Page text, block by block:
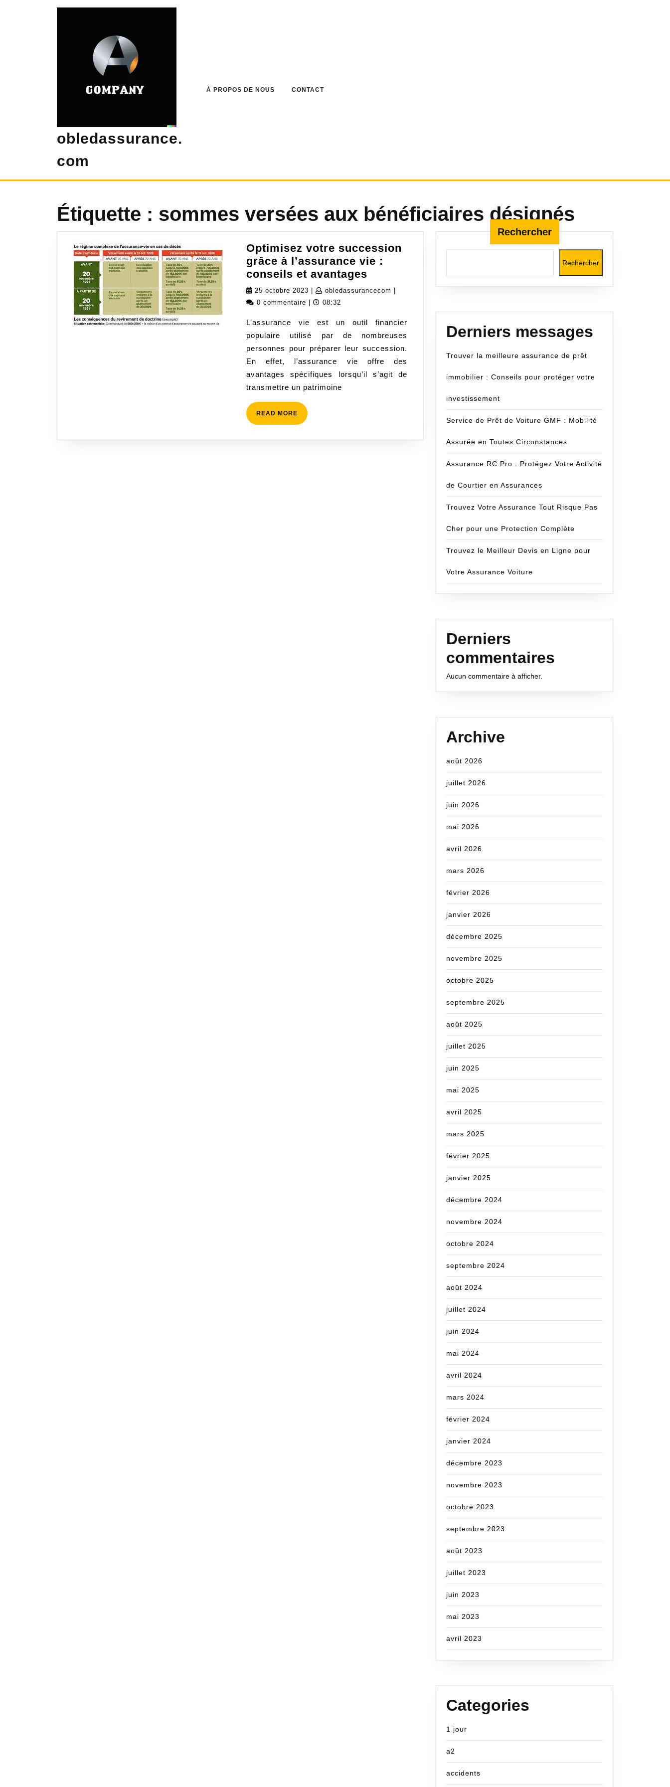
obledassurance.
com
À PROPOS DE NOUS CONTACT
Étiquette : sommes versées aux bénéficiaires désignés
Optimisez votre succession
grâce à l’assurance vie :
conseils et avantages
votre
à
l’assurance
vie
:
conseils
25 octobre 2023 25
octobre
obledassurancecom obledassurancecom
0 commentaire
08:32
L’assurance vie est un outil financier
populaire utilisé par de nombreuses
personnes pour préparer leur succession.
En effet, l’assurance vie offre des
avantages spécifiques lorsqu’il s’agit de
transmettre un patrimoine
READ MORE READ
MORE
Rechercher
Rechercher
Derniers messages
Trouver la meilleure assurance de prêt
immobilier : Conseils pour protéger votre
investissement
Service de Prêt de Voiture GMF : Mobilité
Assurée en Toutes Circonstances
Assurance RC Pro : Protégez Votre Activité
de Courtier en Assurances
Trouvez Votre Assurance Tout Risque Pas
Cher pour une Protection Complète
Trouvez le Meilleur Devis en Ligne pour
Votre Assurance Voiture
Derniers
commentaires
Aucun commentaire à afficher.
Archive
août 2026
juillet 2026
juin 2026
mai 2026
avril 2026
mars 2026
février 2026
janvier 2026
décembre 2025
novembre 2025
octobre 2025
septembre 2025
août 2025
juillet 2025
juin 2025
mai 2025
avril 2025
mars 2025
février 2025
janvier 2025
décembre 2024
novembre 2024
octobre 2024
septembre 2024
août 2024
juillet 2024
juin 2024
mai 2024
avril 2024
mars 2024
février 2024
janvier 2024
décembre 2023
novembre 2023
octobre 2023
septembre 2023
août 2023
juillet 2023
juin 2023
mai 2023
avril 2023
Categories
1 jour
a2
accidents